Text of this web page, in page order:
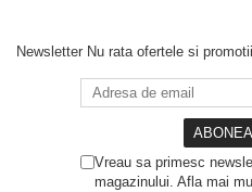
Newsletter Nu rata ofertele si
Vreau sa primesc
magazinului. Afla mai